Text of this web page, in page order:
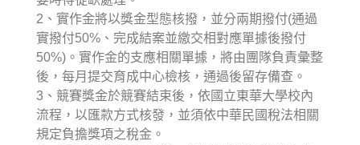
2、實作金將以獎金型態核撥，並分兩期撥付(通過
實撥付50%、完成結案並繳交相對應單據後撥付
50%)。實作金的支應相關單據，將由團隊負責彙整
後，每月提交育成中心檢核，通過後留存備查。
3、競賽獎金於競賽結束後，依國立東華大學校內
流程，以匯款方式核發，並須依中華民國稅法相關
規定負擔獎項之稅金。